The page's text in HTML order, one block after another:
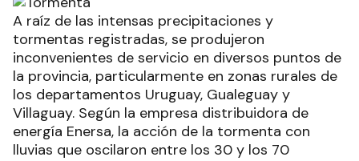
A raíz de las intensas precipitaciones y
tormentas registradas, se produjeron
inconvenientes de servicio en diversos puntos de
la provincia, particularmente en zonas rurales de
los departamentos Uruguay, Gualeguay y
Villaguay. Según la empresa distribuidora de
energía Enersa, la acción de la tormenta con
lluvias que oscilaron entre los 30 y los 70